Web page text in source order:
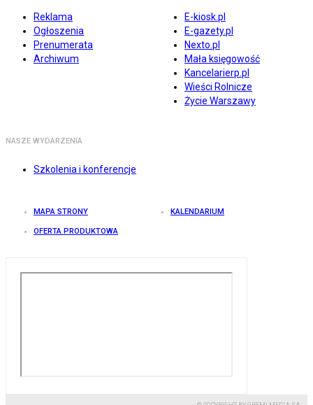
Reklama
Ogłoszenia
Prenumerata
Archiwum
E-kiosk.pl
E-gazety.pl
Nexto.pl
Mała księgowość
Kancelarierp.pl
Wieści Rolnicze
Życie Warszawy
NASZE WYDARZENIA
Szkolenia i konferencje
MAPA STRONY KALENDARIUM
OFERTA PRODUKTOWA